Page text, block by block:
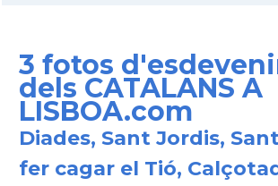
3 fotos
dels CATALANS A
LISBOA.com
Diades, Sant Jordis,
fer cagar el Tió,